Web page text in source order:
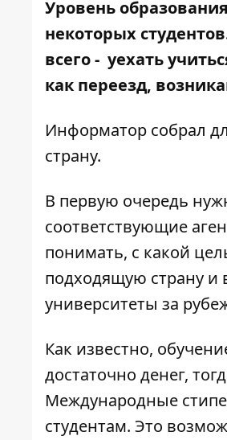
Уровень
некоторых
всего - уехать
как переезд,
Информатор собрал
страну.
В первую очередь
соответствующие
понимать, с какой
подходящую страну и
университеты за
Как известно,
достаточно денег,
Международные
студентам. Это